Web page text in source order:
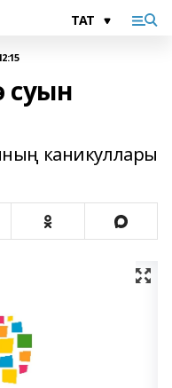
каникуллары